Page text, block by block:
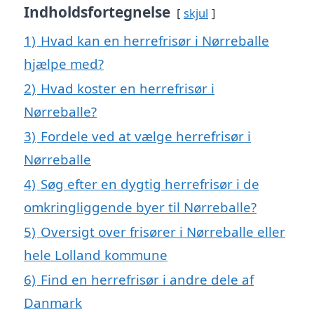
Indholdsfortegnelse skjul
1) Hvad kan en herrefrisør i Nørreballe
hjælpe med?
2) Hvad koster en herrefrisør i
Nørreballe?
3) Fordele ved at vælge herrefrisør i
Nørreballe
4) Søg efter en dygtig herrefrisør i de
omkringliggende byer til Nørreballe?
5) Oversigt over frisører i Nørreballe eller
hele Lolland kommune
6) Find en herrefrisør i andre dele af
Danmark